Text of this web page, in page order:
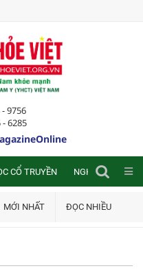
- 9756
- 6285
CỔ TRUYỀN NGHIÊN CỨU
MỚI NHẤT ĐỌC NHIỀU